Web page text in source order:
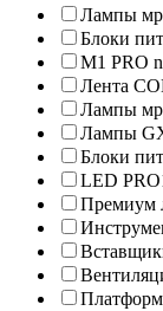
Лампы
Блоки
M1 PRO
Лента
Лампы
Лампы
Блоки
LED
Премиум